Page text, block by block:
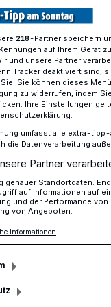
für den
am 15.
den
diesem Jahr
für den
ertönt um 19
218-Partner speichern
auf Ihrem Gerät
und unsere Partner
Tracker deaktiviert sind,
Sie können dieses
zu widerrufen, indem
Ihre Einstellungen
umfasst alle extra-
die Datenverarbeitung
Partner
genauer Standortdaten.
auf Informationen auf
und der Performance
von Angeboten.
Informationen